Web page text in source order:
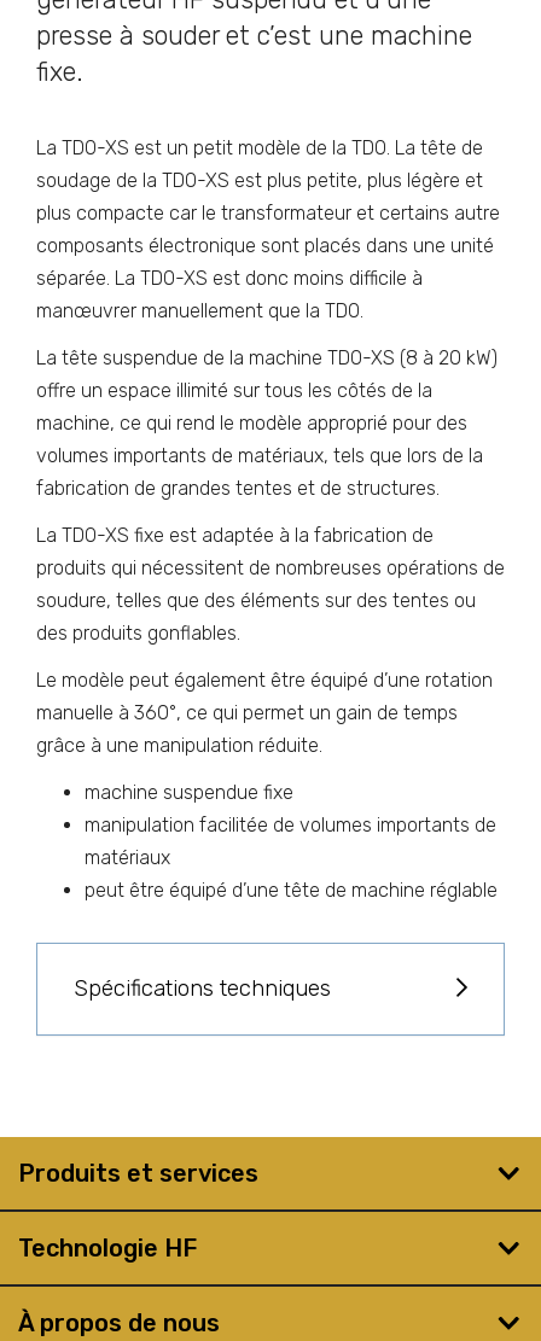
presse à souder et c’est une machine
fixe.
La TDO-XS est un petit modèle de la TDO. La tête de
soudage de la TDO-XS est plus petite, plus légère et
plus compacte car le transformateur et certains autre
composants électronique sont placés dans une unité
séparée. La TDO-XS est donc moins difficile à
manœuvrer manuellement que la TDO.
La tête suspendue de la machine TDO-XS (8 à 20 kW)
offre un espace illimité sur tous les côtés de la
machine, ce qui rend le modèle approprié pour des
volumes importants de matériaux, tels que lors de la
fabrication de grandes tentes et de structures.
La TDO-XS fixe est adaptée à la fabrication de
produits qui nécessitent de nombreuses opérations de
soudure, telles que des éléments sur des tentes ou
des produits gonflables.
Le modèle peut également être équipé d’une rotation
manuelle à 360°, ce qui permet un gain de temps
grâce à une manipulation réduite.
machine suspendue fixe
manipulation facilitée de volumes importants de
matériaux
peut être équipé d’une tête de machine réglable
Spécifications techniques
Produits et services
Technologie HF
À propos de nous